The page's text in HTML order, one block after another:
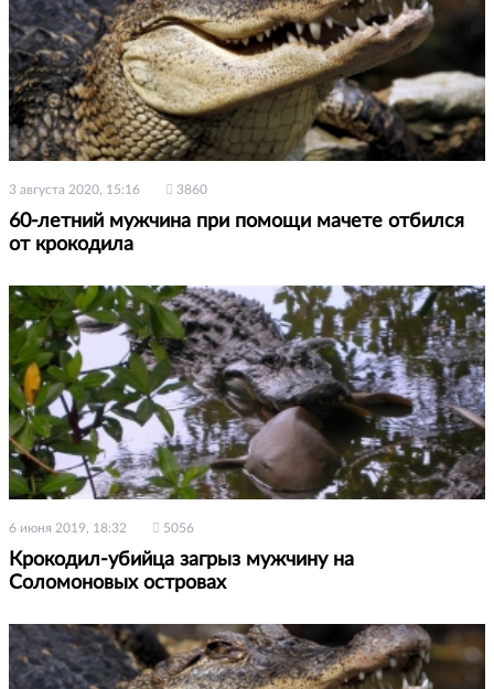
3 августа 2020, 15:16 3860
60-летний мужчина при помощи мачете отбился
от крокодила
6 июня 2019, 18:32 5056
Крокодил-убийца загрыз мужчину на
Соломоновых островах